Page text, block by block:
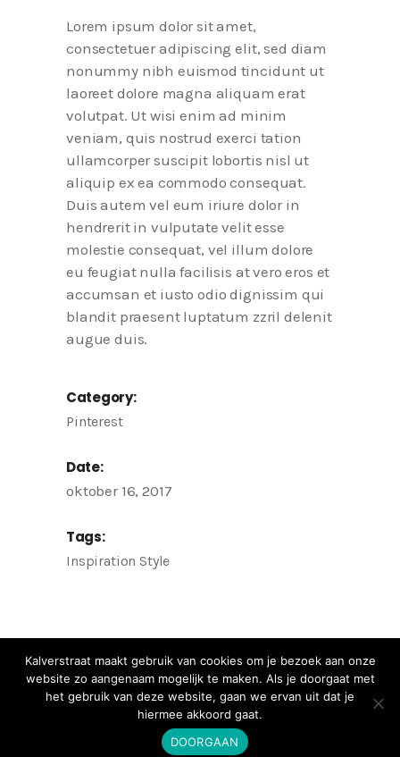
Lorem ipsum dolor sit amet,
consectetuer adipiscing elit, sed diam
nonummy nibh euismod tincidunt ut
laoreet dolore magna aliquam erat
volutpat. Ut wisi enim ad minim
veniam, quis nostrud exerci tation
ullamcorper suscipit lobortis nisl ut
aliquip ex ea commodo consequat.
Duis autem vel eum iriure dolor in
hendrerit in vulputate velit esse
molestie consequat, vel illum dolore
eu feugiat nulla facilisis at vero eros et
accumsan et iusto odio dignissim qui
blandit praesent luptatum zzril delenit
augue duis.
Category:
Pinterest
Date:
oktober 16, 2017
Tags:
Inspiration Style
Kalverstraat maakt gebruik van cookies om je bezoek aan onze
website zo aangenaam mogelijk te maken. Als je doorgaat met
het gebruik van deze website, gaan we ervan uit dat je
hiermee akkoord gaat.
DOORGAAN